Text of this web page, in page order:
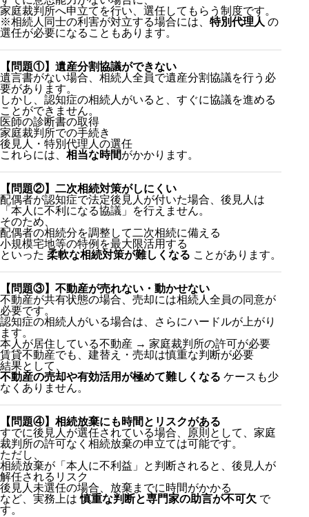
家庭裁判所へ申立てを行い、選任してもらう制度です。
※相続人同士の利害が対立する場合には、 特別代理人 の
選任が必要になることもあります。
【問題①】遺産分割協議ができない
遺言書がない場合、相続人全員で遺産分割協議を行う必
要があります。
しかし、認知症の相続人がいると、すぐに協議を進める
ことができません。
医師の診断書の取得
家庭裁判所での手続き
後見人・特別代理人の選任
これらには、 相当な時間がかかります。
【問題②】二次相続対策がしにくい
配偶者が認知症で法定後見人が付いた場合、後見人は
「本人に不利になる協議」を行えません。
そのため、
配偶者の相続分を調整して二次相続に備える
小規模宅地等の特例を最大限活用する
といった 柔軟な相続対策が難しくなる ことがあります。
【問題③】不動産が売れない・動かせない
不動産が共有状態の場合、売却には相続人全員の同意が
必要です。
認知症の相続人がいる場合は、さらにハードルが上がり
ます。
本人が居住している不動産 → 家庭裁判所の許可が必要
賃貸不動産でも、建替え・売却は慎重な判断が必要
結果として、
不動産の売却や有効活用が極めて難しくなる ケースも少
なくありません。
【問題④】相続放棄にも時間とリスクがある
すでに後見人が選任されている場合、原則として、家庭
裁判所の許可なく相続放棄の申立ては可能です。
ただし、
相続放棄が「本人に不利益」と判断されると、後見人が
解任されるリスク
後見人未選任の場合、放棄までに時間がかかる
など、実務上は慎重な判断と専門家の助言が不可欠 で
す。
相続人が高齢化する背景とは？
認知症の相続人がいると起こりやすい4つの問題
「意思能力」がないと、手続きは無効になる？
意思能力がない場合は「成年後見制度」
任意後見人
法定後見人
【問題①】遺産分割協議ができない
【問題②】二次相続対策がしにくい
【問題③】不動産が売れない・動かせない
成年後見制度の「意外な盲点」
まとめ｜認知症になる前の「準備」が大切